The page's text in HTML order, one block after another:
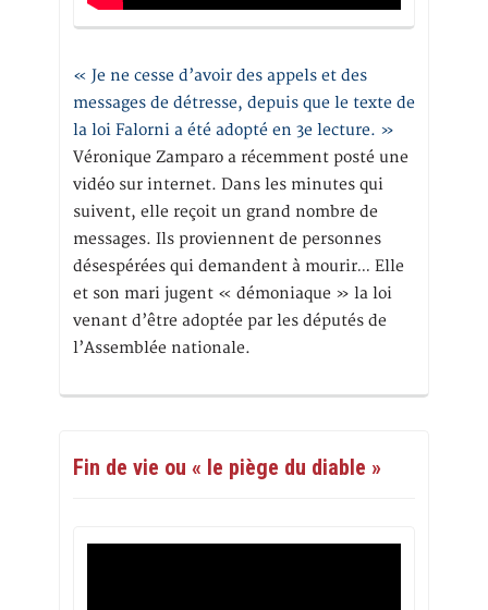
« Je ne cesse d’avoir des appels et des
messages de détresse, depuis que le texte de
la loi Falorni a été adopté en 3e lecture. »
Véronique Zamparo a récemment posté une
vidéo sur internet. Dans les minutes qui
suivent, elle reçoit un grand nombre de
messages. Ils proviennent de personnes
désespérées qui demandent à mourir… Elle
et son mari jugent « démoniaque » la loi
venant d’être adoptée par les députés de
l’Assemblée nationale.
Fin de vie ou « le piège du diable »